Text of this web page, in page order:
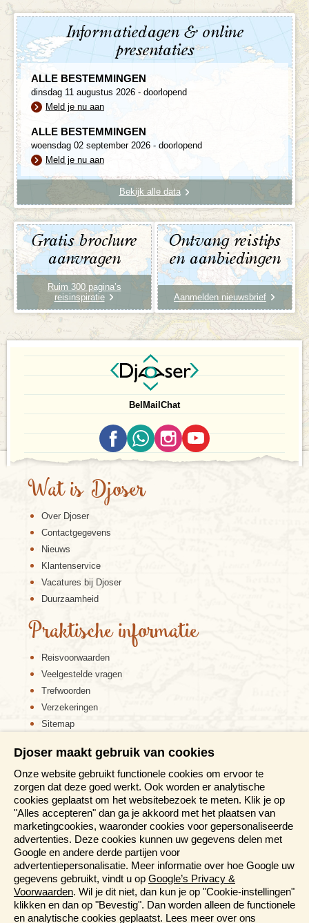
Informatiedagen & online
presentaties
ALLE BESTEMMINGEN
dinsdag 11 augustus 2026 - doorlopend
Meld je nu aan
ALLE BESTEMMINGEN
woensdag 02 september 2026 - doorlopend
Meld je nu aan
Bekijk alle data
Gratis brochure
aanvragen
Ruim 300 pagina’s
reisinspiratie
Ontvang reistips
en aanbiedingen
Aanmelden nieuwsbrief
Bel Mail Chat
Wat is Djoser
Over Djoser
Contactgegevens
Nieuws
Klantenservice
Vacatures bij Djoser
Duurzaamheid
Praktische informatie
Reisvoorwaarden
Veelgestelde vragen
Trefwoorden
Verzekeringen
Sitemap
Cookiebeleid
Privacy verklaring
Reis en boek met Djoser zekerheid
Meer weten?
Brochure aanvragen
Presentaties en Informatiedagen
Informatiedagen België
Magazine
Aanmelden nieuwsbrief
Djoser maakt gebruik van cookies
Onze website gebruikt functionele cookies om ervoor te
zorgen dat deze goed werkt. Ook worden er analytische
cookies geplaatst om het websitebezoek te meten. Klik je op
"Alles accepteren" dan ga je akkoord met het plaatsen van
marketingcookies, waaronder cookies voor gepersonaliseerde
advertenties. Deze cookies kunnen uw gegevens delen met
Google en andere derde partijen voor
advertentiepersonalisatie. Meer informatie over hoe Google uw
gegevens gebruikt, vindt u op Google’s Privacy &
Voorwaarden. Wil je dit niet, dan kun je op "Cookie-instellingen"
klikken en dan op "Bevestig". Dan worden alleen de functionele
en analytische cookies geplaatst. Lees meer over ons